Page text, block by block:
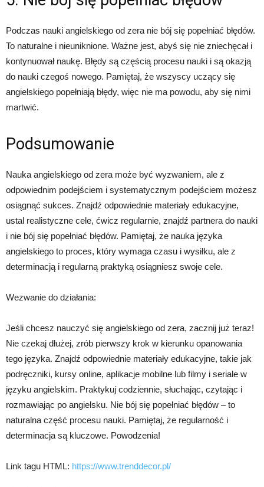
Podczas nauki angielskiego od zera nie bój się popełniać błędów.
To naturalne i nieuniknione. Ważne jest, abyś się nie zniechęcał i
kontynuował naukę. Błędy są częścią procesu nauki i są okazją
do nauki czegoś nowego. Pamiętaj, że wszyscy uczący się
angielskiego popełniają błędy, więc nie ma powodu, aby się nimi
martwić.
Podsumowanie
Nauka angielskiego od zera może być wyzwaniem, ale z
odpowiednim podejściem i systematycznym podejściem możesz
osiągnąć sukces. Znajdź odpowiednie materiały edukacyjne,
ustal realistyczne cele, ćwicz regularnie, znajdź partnera do nauki
i nie bój się popełniać błędów. Pamiętaj, że nauka języka
angielskiego to proces, który wymaga czasu i wysiłku, ale z
determinacją i regularną praktyką osiągniesz swoje cele.
Wezwanie do działania:
Jeśli chcesz nauczyć się angielskiego od zera, zacznij już teraz!
Nie czekaj dłużej, zrób pierwszy krok w kierunku opanowania
tego języka. Znajdź odpowiednie materiały edukacyjne, takie jak
podręczniki, kursy online, aplikacje mobilne lub filmy i seriale w
języku angielskim. Praktykuj codziennie, słuchając, czytając i
rozmawiając po angielsku. Nie bój się popełniać błędów – to
naturalna część procesu nauki. Pamiętaj, że regularność i
determinacja są kluczowe. Powodzenia!
Link tagu HTML: https://www.trenddecor.pl/